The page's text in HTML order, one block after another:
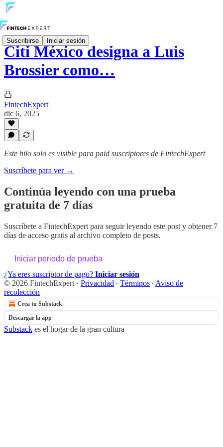
Suscribirse Iniciar sesión
Citi México designa a Luis
Brossier como…
FintechExpert
dic 6, 2025
Este hilo solo es visible para paid suscriptores de FintechExpert
Suscríbete para ver →
Continúa leyendo con una prueba
gratuita de 7 días
Suscríbete a FintechExpert para seguir leyendo este post y obtener 7
días de acceso gratis al archivo completo de posts.
Iniciar periodo de prueba
¿Ya eres suscriptor de pago? Iniciar sesión
© 2026 FintechExpert · Privacidad ∙ Términos ∙ Aviso de
recolección
Crea tu Substack
Descargar la app
Substack es el hogar de la gran cultura